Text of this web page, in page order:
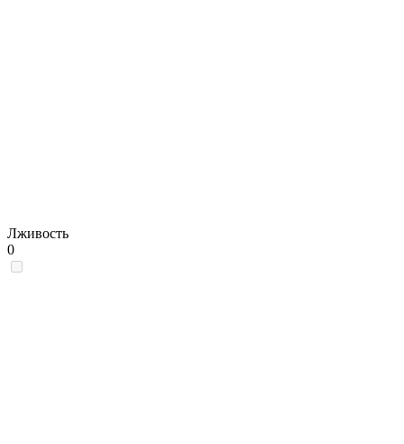
Лживость
0